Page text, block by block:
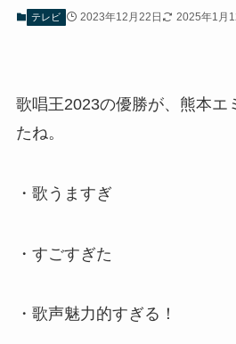
テレビ 2023年12月22日 2025年1月
歌唱王2023の優勝が、熊本エ
たね。
・歌うますぎ
・すごすぎた
・歌声魅力的すぎる！